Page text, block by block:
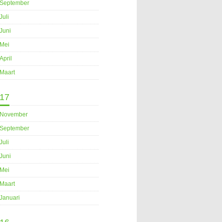
September
Juli
Juni
Mei
April
Maart
November
September
Juli
Juni
Mei
Maart
Januari